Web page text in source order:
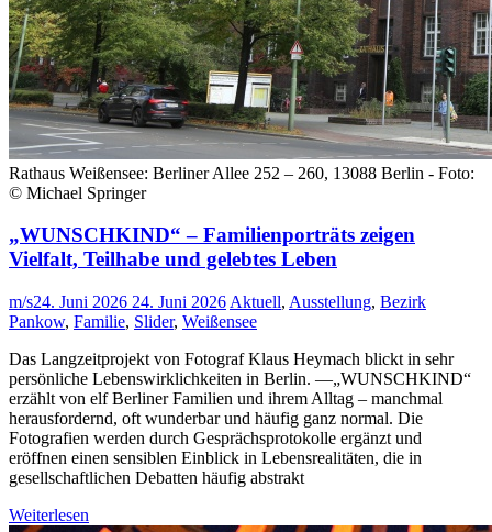
Rathaus Weißensee: Berliner Allee 252 – 260, 13088 Berlin - Foto:
© Michael Springer
„WUNSCHKIND“ – Familienporträts zeigen
Vielfalt, Teilhabe und gelebtes Leben
m/s24. Juni 2026 24. Juni 2026 Aktuell, Ausstellung, Bezirk
Pankow, Familie, Slider, Weißensee
Das Langzeitprojekt von Fotograf Klaus Heymach blickt in sehr
persönliche Lebenswirklichkeiten in Berlin. —„WUNSCHKIND“
erzählt von elf Berliner Familien und ihrem Alltag – manchmal
herausfordernd, oft wunderbar und häufig ganz normal. Die
Fotografien werden durch Gesprächsprotokolle ergänzt und
eröffnen einen sensiblen Einblick in Lebensrealitäten, die in
gesellschaftlichen Debatten häufig abstrakt
Weiterlesen